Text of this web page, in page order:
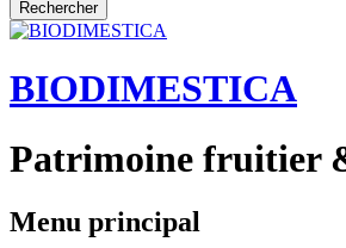
BIODIMESTICA
Patrimoine fruitier
Menu principal